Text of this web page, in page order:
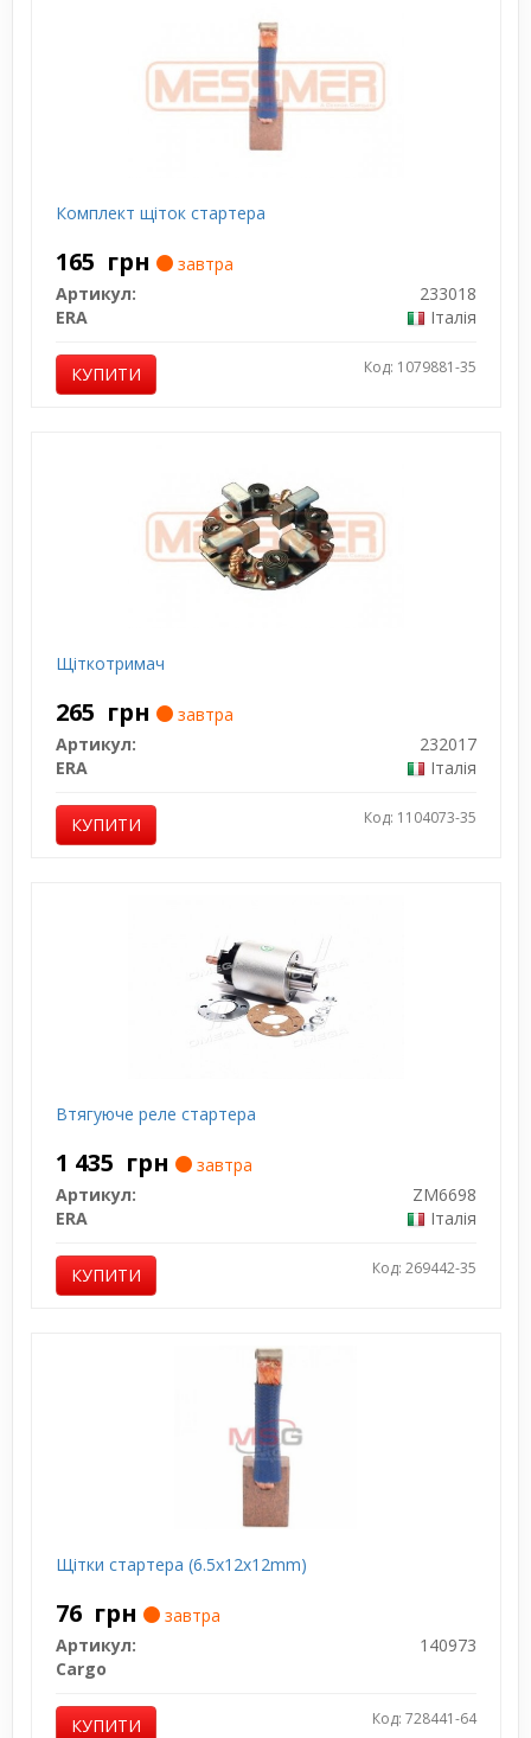
Комплект щіток стартера
165 грн
завтра
Артикул:
233018
ERA
Італія
КУПИТИ Код: 1079881-35
Щіткотримач
265 грн
завтра
Артикул:
232017
ERA
Італія
КУПИТИ Код: 1104073-35
Втягуюче реле стартера
1 435 грн
завтра
Артикул:
ZM6698
ERA
Італія
КУПИТИ Код: 269442-35
Щітки стартера (6.5x12x12mm)
76 грн
завтра
Артикул:
140973
Cargo
КУПИТИ Код: 728441-64